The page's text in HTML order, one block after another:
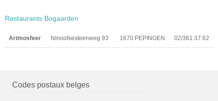
Restaurants Bogaarden
Artmosfeer Ninoofsesteenweg 93 1670 PEPINGEN 02/361.37.62
Codes postaux belges